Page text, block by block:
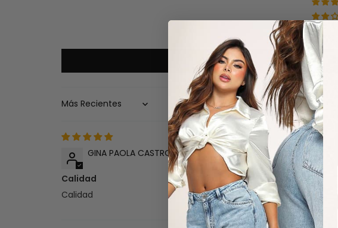
Sort by
GINA PAOLA CASTRO DIAZ
Calidad
Calidad